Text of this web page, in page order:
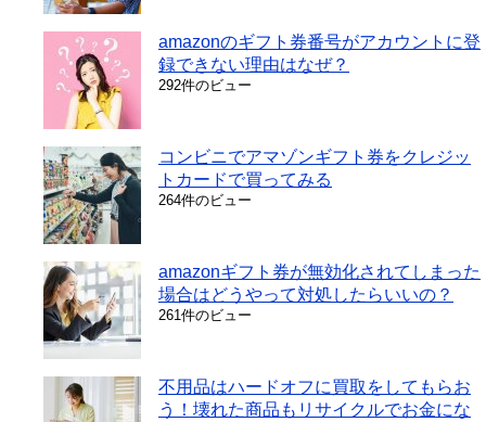
amazonのギフト券番号がアカウントに登
録できない理由はなぜ？
292件のビュー
コンビニでアマゾンギフト券をクレジッ
トカードで買ってみる
264件のビュー
amazonギフト券が無効化されてしまった
場合はどうやって対処したらいいの？
261件のビュー
不用品はハードオフに買取をしてもらお
う！壊れた商品もリサイクルでお金にな